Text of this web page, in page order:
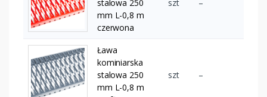
stalowa 250
mm L-0,8 m
czerwona
szt –
Ława
kominiarska
stalowa 250
mm L-0,8 m
szt –